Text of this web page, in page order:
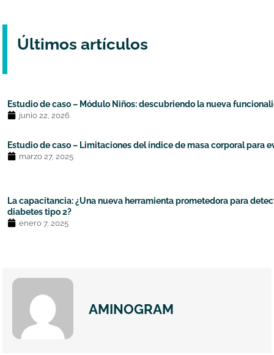
Últimos artículos
Estudio de caso – Módulo Niños: descubriendo la nueva
junio 22, 2026
Estudio de caso – Limitaciones del índice de masa corporal para
marzo 27, 2025
La capacitancia: ¿Una nueva herramienta prometedora para
diabetes tipo 2?
enero 7, 2025
AMINOGRAM